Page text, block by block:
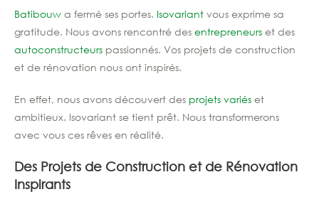
Batibouw a fermé ses portes. Isovariant vous exprime sa
gratitude. Nous avons rencontré des entrepreneurs et des
autoconstructeurs passionnés. Vos projets de construction
et de rénovation nous ont inspirés.
En effet, nous avons découvert des projets variés et
ambitieux. Isovariant se tient prêt. Nous transformerons
avec vous ces rêves en réalité.
Des Projets de Construction et de Rénovation
Inspirants